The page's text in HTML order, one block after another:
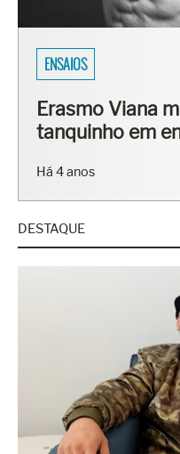
ENSAIOS
Erasmo Viana
tanquinho em
Há 4 anos
DESTAQUE